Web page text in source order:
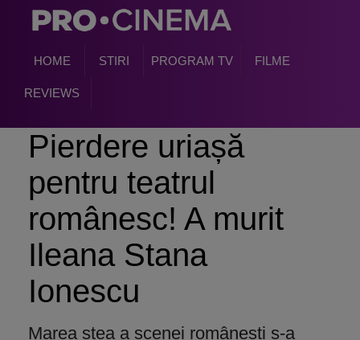
HOME STIRI PROGRAM TV FILME
REVIEWS
Pierdere uriașă
pentru teatrul
românesc! A murit
Ileana Stana
Ionescu
Marea stea a scenei românești s-a